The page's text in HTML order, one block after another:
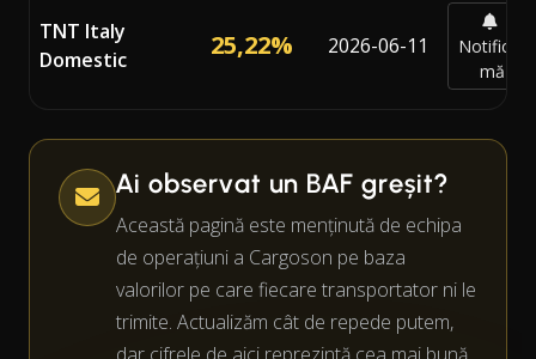
TNT Italy
Domestic
25,22% 2026-06-11
Notifică-
mă
Ai observat un BAF greșit?
Această pagină este menținută de echipa
de operațiuni a Cargoson pe baza
valorilor pe care fiecare transportator ni le
trimite. Actualizăm cât de repede putem,
dar cifrele de aici reprezintă cea mai bună